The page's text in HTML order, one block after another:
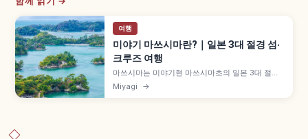
여행
미야기 마쓰시마란?｜일본 3대 절경 섬·
크루즈 여행
마쓰시마는 미야기현 마쓰시마초의 일본 3대 절경
중 하나로, 마쓰시마만에 흩어진 섬들이 명소입니
다. 다테 마사무네가 1609년 세운 국보 즈이간지,
Miyagi →